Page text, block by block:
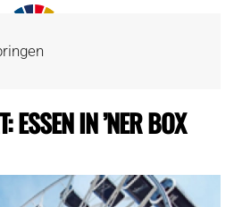
ESSEN IN ’NER BOX